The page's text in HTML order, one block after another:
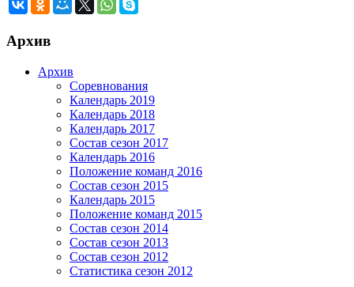
Архив
Архив
Соревнования
Календарь 2019
Календарь 2018
Календарь 2017
Состав сезон 2017
Календарь 2016
Положение команд 2016
Состав сезон 2015
Календарь 2015
Положение команд 2015
Состав сезон 2014
Состав сезон 2013
Состав сезон 2012
Статистика сезон 2012